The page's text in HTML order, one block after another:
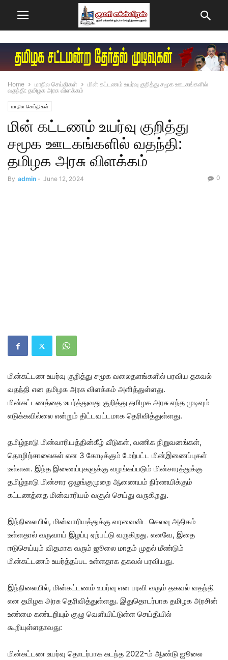
Home மாநில செய்திகள்
மின் கட்டணம் உயர்வு குறித்து சமூக ஊடகங்களில்
வதந்தி: தமிழக அரசு விளக்கம்
மாநில செய்திகள்
மின் கட்டணம் உயர்வு குறித்து
சமூக ஊடகங்களில் வதந்தி:
தமிழக அரசு விளக்கம்
By admin - June 12, 2024 0
மின்கட்டண உயர்வு குறித்து சமூக வலைதளங்களில் பரவிய தகவல்
வதந்தி என தமிழக அரசு விளக்கம் அளித்துள்ளது.
மின்கட்டணத்தை உயர்த்துவது குறித்து தமிழக அரசு எந்த முடிவும்
எடுக்கவில்லை என்றும் திட்டவட்டமாக தெரிவித்துள்ளது.
தமிழ்நாடு மின்வாரியத்தின்கீழ் வீடுகள், வணிக நிறுவனங்கள்,
தொழிற்சாலைகள் என 3 கோடிக்கும் மேற்பட்ட மின்இணைப்புகள்
உள்ளன. இந்த இணைப்புகளுக்கு வழங்கப்படும் மின்சாரத்துக்கு
தமிழ்நாடு மின்சார ஒழுங்குமுறை ஆணையம் நிர்ணயிக்கும்
கட்டணத்தை மின்வாரியம் வசூல் செய்து வருகிறது.
இந்நிலையில், மின்வாரியத்துக்கு வரவைவிட செலவு அதிகம்
உள்ளதால் வருவாய் இழப்பு ஏற்பட்டு வருகிறது. எனவே, இதை
ஈடுசெய்யும் விதமாக வரும் ஜூலை மாதம் முதல் மீண்டும்
மின்கட்டணம் உயர்த்தப்பட உள்ளதாக தகவல் பரவியது.
இந்நிலையில், மின்கட்டணம் உயர்வு என பரவி வரும் தகவல் வதந்தி
என தமிழக அரசு தெரிவித்துள்ளது. இதுதொடர்பாக தமிழக அரசின்
உண்மை கண்டறியும் குழு வெளியிட்டுள்ள செய்தியில்
கூறியுள்ளதாவது:
மின்கட்டண உயர்வு தொடர்பாக கடந்த 2022-ம் ஆண்டு ஜூலை